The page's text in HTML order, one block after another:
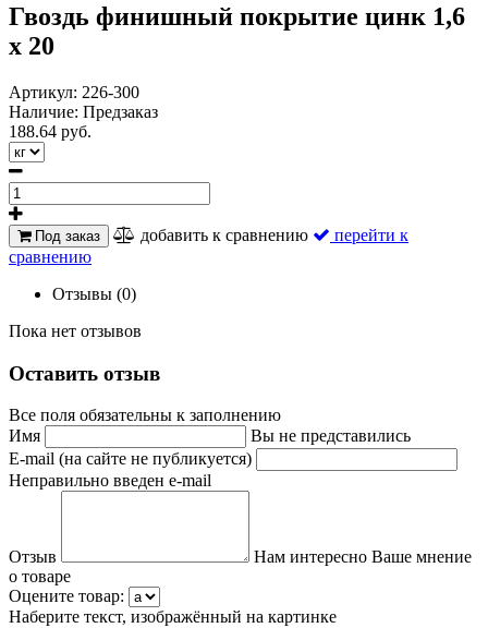
Гвоздь финишный покрытие цинк 1,6
х 20
Артикул: 226-300
Наличие: Предзаказ
188.64 руб.
Под заказ добавить к сравнению
перейти к
сравнению
Отзывы (0)
Пока нет отзывов
Оставить отзыв
Все поля обязательны к заполнению
Имя
Вы не представились
E-mail (на сайте не публикуется)
Неправильно введен e-mail
Отзыв
Нам интересно Ваше мнение
о товаре
Оцените товар:
Наберите текст, изображённый на картинке